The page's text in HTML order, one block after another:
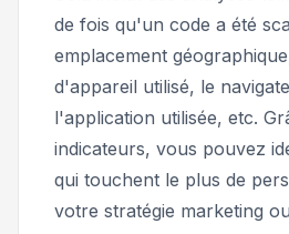
de fois qu'un code a été
emplacement
d'appareil utilisé, le
l'application utilisée, etc.
indicateurs, vous pouvez
qui touchent le plus de
votre stratégie marketing